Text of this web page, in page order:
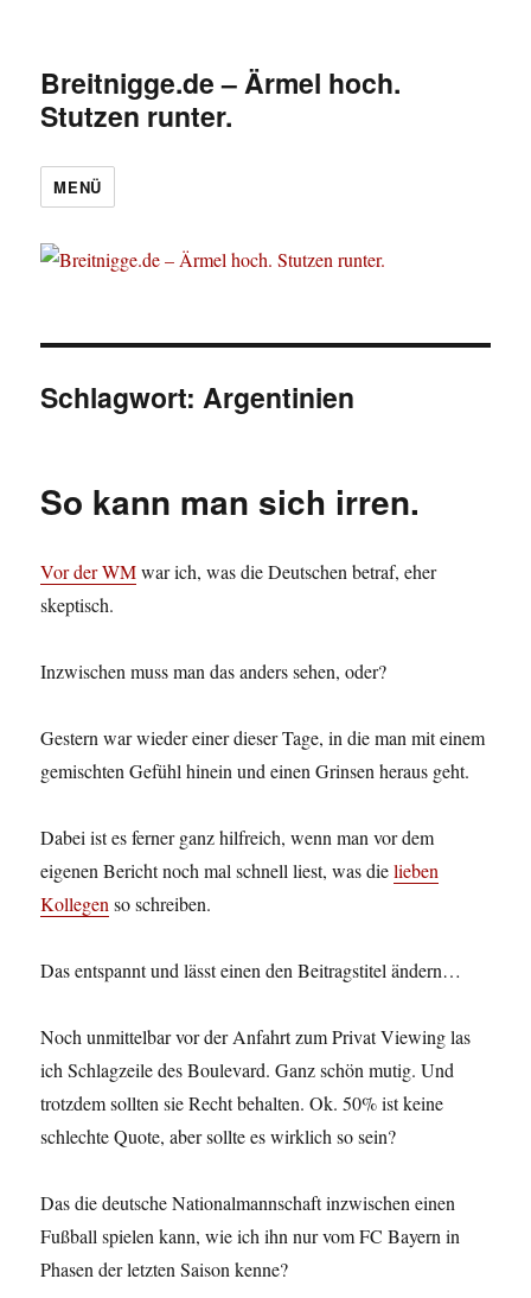
Breitnigge.de – Ärmel hoch.
Stutzen runter.
MENÜ
Schlagwort:Argentinien
So kann man sich irren.
Vor der WMwar ich, was die Deutschen betraf, eher
skeptisch.
Inzwischen muss man das anders sehen, oder?
Gestern war wieder einer dieser Tage, in die man mit einem
gemischten Gefühl hinein und einen Grinsen heraus geht.
Dabei ist es ferner ganz hilfreich, wenn man vor dem
eigenen Bericht noch mal schnell liest, was dielieben
Kollegenso schreiben.
Das entspannt und lässt einen den Beitragstitel ändern…
Noch unmittelbar vor der Anfahrt zum Privat Viewing las
ich Schlagzeile des Boulevard. Ganz schön mutig. Und
trotzdem sollten sie Recht behalten. Ok. 50% ist keine
schlechte Quote, aber sollte es wirklich so sein?
Das die deutsche Nationalmannschaft inzwischen einen
Fußball spielen kann, wie ich ihn nur vom FC Bayern in
Phasen der letzten Saison kenne?